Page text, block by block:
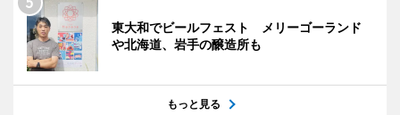
東大和でビールフェスト メリーゴーランド
や北海道、岩手の醸造所も
もっと見る